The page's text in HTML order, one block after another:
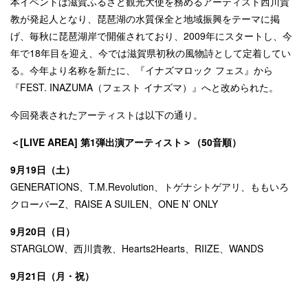
教が発起人となり、琵琶湖の水質保全と地域振興をテーマに掲
げ、毎秋に琵琶湖岸で開催されており、2009年にスタートし、今
年で18年目を迎え、今では滋賀県初秋の風物詩として定着してい
る。今年より名称を新たに、『イナズマロック フェス』から
『FEST. INAZUMA（フェスト イナズマ）』へと改められた。
今回発表されたアーティストは以下の通り。
＜[LIVE AREA] 第1弾出演アーティスト＞（50音順）
9月19日（土）
GENERATIONS、T.M.Revolution、トゲナシトゲアリ、ももいろ
クローバーZ、RAISE A SUILEN、ONE N’ ONLY
9月20日（日）
STARGLOW、西川貴教、Hearts2Hearts、RIIZE、WANDS
9月21日（月・祝）